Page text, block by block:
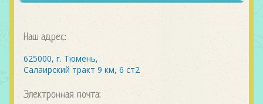
Наш адрес:
625000, г. Тюмень,
Салаирский тракт 9 км, 6 ст2
Электронная почта: